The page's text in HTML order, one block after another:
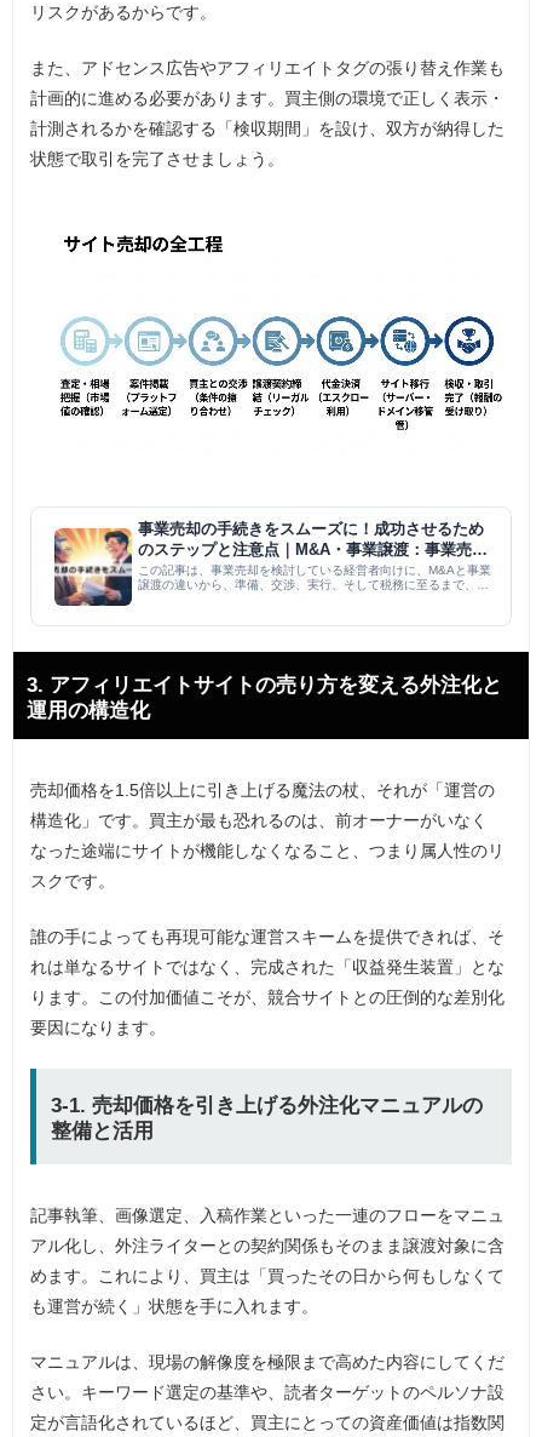
リスクがあるからです。
また、アドセンス広告やアフィリエイトタグの張り替え作業も
計画的に進める必要があります。買主側の環境で正しく表示・
計測されるかを確認する「検収期間」を設け、双方が納得した
状態で取引を完了させましょう。
事業売却の手続きをスムーズに！成功させるため
のステップと注意点｜M&A・事業譲渡：事業売却
｜M＆A PMI コラム
この記事は、事業売却を検討している経営者向けに、M&Aと事業
譲渡の違いから、準備、交渉、実行、そして税務に至るまで、事
デリジェ...
3. アフィリエイトサイトの売り方を変える外注化と
運用の構造化
売却価格を1.5倍以上に引き上げる魔法の杖、それが「運営の
構造化」です。買主が最も恐れるのは、前オーナーがいなく
なった途端にサイトが機能しなくなること、つまり属人性のリ
スクです。
誰の手によっても再現可能な運営スキームを提供できれば、そ
れは単なるサイトではなく、完成された「収益発生装置」とな
ります。この付加価値こそが、競合サイトとの圧倒的な差別化
要因になります。
3-1. 売却価格を引き上げる外注化マニュアルの
整備と活用
記事執筆、画像選定、入稿作業といった一連のフローをマニュ
アル化し、外注ライターとの契約関係もそのまま譲渡対象に含
めます。これにより、買主は「買ったその日から何もしなくて
も運営が続く」状態を手に入れます。
マニュアルは、現場の解像度を極限まで高めた内容にしてくだ
さい。キーワード選定の基準や、読者ターゲットのペルソナ設
定が言語化されているほど、買主にとっての資産価値は指数関